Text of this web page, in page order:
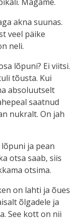
akna suunas.
veel päike
neli.
lõpuni? Ei viitsi.
tõusta. Kui
absoluutselt
saatnud
nukralt. On jah
ja pean
otsa saab, siis
otsima.
on lahti ja õues
õlgadele ja
See kott on nii